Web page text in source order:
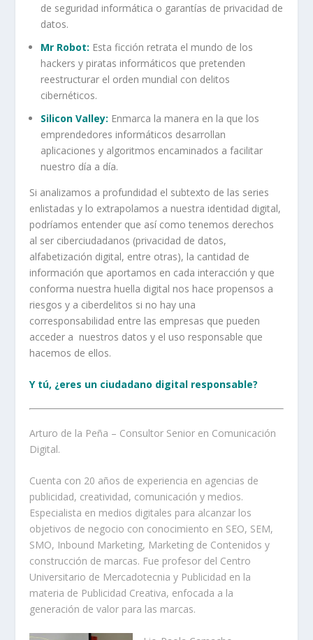
de seguridad informática o garantías de privacidad de
datos.
Mr Robot: Esta ficción retrata el mundo de los
hackers y piratas informáticos que pretenden
reestructurar el orden mundial con delitos
cibernéticos.
Silicon Valley: Enmarca la manera en la que los
emprendedores informáticos desarrollan
aplicaciones y algoritmos encaminados a facilitar
nuestro día a día.
Si analizamos a profundidad el subtexto de las series
enlistadas y lo extrapolamos a nuestra identidad digital,
podríamos entender que así como tenemos derechos
al ser ciberciudadanos (privacidad de datos,
alfabetización digital, entre otras), la cantidad de
información que aportamos en cada interacción y que
conforma nuestra huella digital nos hace propensos a
riesgos y a ciberdelitos si no hay una
corresponsabilidad entre las empresas que pueden
acceder a nuestros datos y el uso responsable que
hacemos de ellos.
Y tú, ¿eres un ciudadano digital responsable?
Arturo de la Peña – Consultor Senior en Comunicación
Digital.
Cuenta con 20 años de experiencia en agencias de
publicidad, creatividad, comunicación y medios.
Especialista en medios digitales para alcanzar los
objetivos de negocio con conocimiento en SEO, SEM,
SMO, Inbound Marketing, Marketing de Contenidos y
construcción de marcas. Fue profesor del Centro
Universitario de Mercadotecnia y Publicidad en la
materia de Publicidad Creativa, enfocada a la
generación de valor para las marcas.